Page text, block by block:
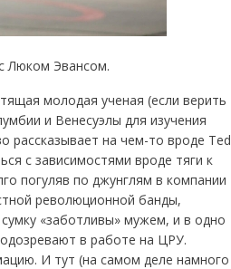
Люком Эвансом.
молодая ученая (если верить
и Венесуэлы для изучения
рассказывает на чем-то вроде Ted
с зависимостями вроде тяги к
погуляв по джунглям в компании
революционной банды,
«заботливы» мужем, и в одно
в работе на ЦРУ.
И тут (на самом деле намного